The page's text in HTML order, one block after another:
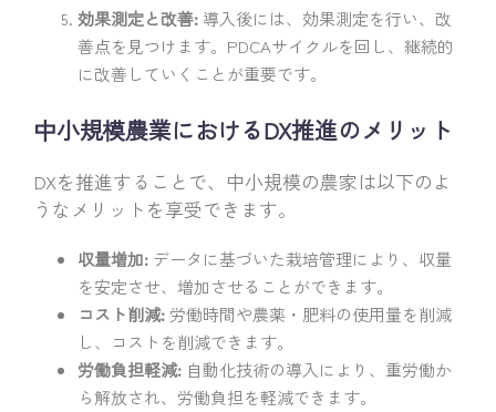
効果測定と改善: 導入後には、効果測定を行い、改
善点を見つけます。PDCAサイクルを回し、継続的
に改善していくことが重要です。
中小規模農業におけるDX推進のメリット
DXを推進することで、中小規模の農家は以下のよ
うなメリットを享受できます。
収量増加: データに基づいた栽培管理により、収量
を安定させ、増加させることができます。
コスト削減: 労働時間や農薬・肥料の使用量を削減
し、コストを削減できます。
労働負担軽減: 自動化技術の導入により、重労働か
ら解放され、労働負担を軽減できます。